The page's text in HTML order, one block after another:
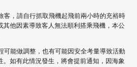
客，請自行抓取飛機起飛前兩小時的充裕時
其他因素導致客人無法順利搭乘飛機，本公
可能做調整，也有可能因安全考量導致活動
。如有此情況發生，將會提前通知，因海象